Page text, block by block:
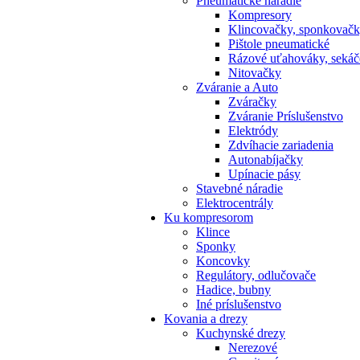
Kompresory
Klincovačky,
Pištole pneumatické
Rázové uťahováky,
Nitovačky
Zváranie a Auto
Zváračky
Zváranie Príslušenstvo
Elektródy
Zdvíhacie zariadenia
Autonabíjačky
Upínacie pásy
Stavebné náradie
Elektrocentrály
Ku kompresorom
Klince
Sponky
Koncovky
Regulátory, odlučovače
Hadice, bubny
Iné príslušenstvo
Kovania a drezy
Kuchynské drezy
Nerezové